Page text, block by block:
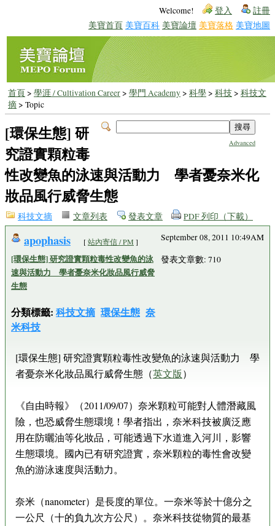
Welcome! 登入 註冊
美寶首頁 美寶百科 美寶論壇 美寶落格 美寶地圖
首頁> 學涯 / Cultivation Career> 學門 Academy> 科學> 科技> 科技文
摘> Topic
Advanced
[環保生態] 研
究證實顆粒毒
性改變魚的泳速與活動力 學者憂奈米化
妝品風行威脅生態
科技文摘 文章列表 發表文章 PDF 列印（下載）
apophasis [站內寄信 / PM ]
[環保生態] 研究證實顆粒毒性改變魚的泳
速與活動力 學者憂奈米化妝品風行威脅
生態
分類標籤: 科技文摘 環保生態 奈
米科技
September 08, 2011 10:49AM
發表文章數: 710
[環保生態] 研究證實顆粒毒性改變魚的泳速與活動力 學
者憂奈米化妝品風行威脅生態（英文版）
《自由時報》（2011/09/07）奈米顆粒可能對人體潛藏風
險，也恐威脅生態環境！學者指出，奈米科技被廣泛應
用在防曬油等化妝品，可能透過下水道進入河川，影響
生態環境。國內已有研究證實，奈米顆粒的毒性會改變
魚的游泳速度與活動力。
奈米（nanometer）是長度的單位。一奈米等於十億分之
一公尺（十的負九次方公尺）。奈米科技從物質的最基